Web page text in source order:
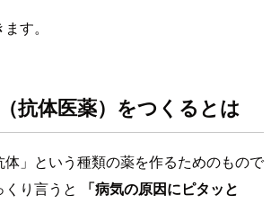
す。
抗体医薬）をつくるとは
体」という種類の薬を作るためのもので
り言うと
「病気の原因にピタッと